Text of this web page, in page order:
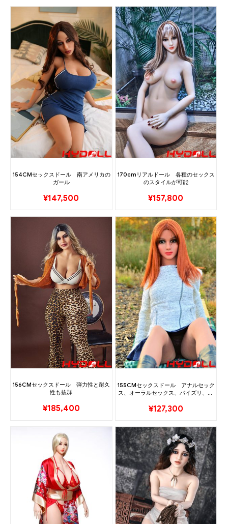
154CMセックスドール 南アメリカの
ガール
¥147,500
170cmリアルドール 各種のセックス
のスタイルが可能
¥157,800
156CMセックスドール 弾力性と耐久
性も抜群
¥185,400
155CMセックスドール アナルセック
ス、オーラルセックス、パイズリ、プ
¥127,300